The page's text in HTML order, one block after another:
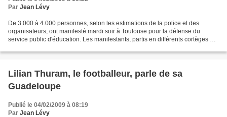
Par Jean Lévy
De 3.000 à 4.000 personnes, selon les estimations de la police et des
organisateurs, ont manifesté mardi soir à Toulouse pour la défense du
service public d'éducation. Les manifestants, partis en différents cortèges de
Lilian Thuram, le footballeur, parle de sa
Guadeloupe
Publié le 04/02/2009 à 08:19
Par Jean Lévy